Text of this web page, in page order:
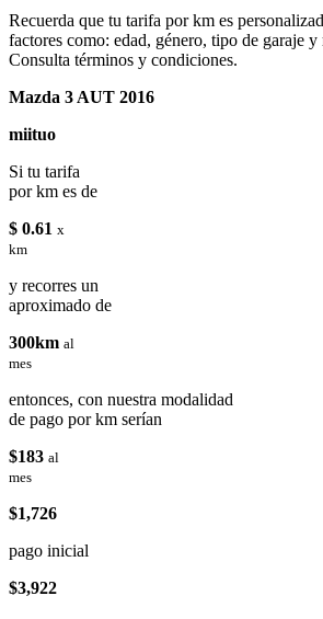
Recuerda que tu tarifa por km es
factores como: edad, género, tipo de garaje
Consulta términos y condiciones.
Mazda 3 AUT 2016
miituo
Si tu tarifa
por km es de
$ 0.61 x
km
y recorres un
aproximado de
300km al
mes
entonces, con nuestra modalidad
de pago por km serían
$183 al
mes
$1,726
pago inicial
$3,922